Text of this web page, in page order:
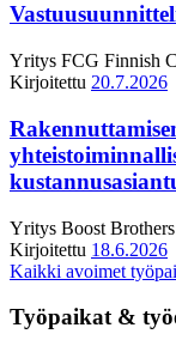
Yritys FCG Finnish
Kirjoitettu 20.7.2026
Yritys Boost
Kirjoitettu 18.6.2026
Kaikki avoimet
Työpaikat &